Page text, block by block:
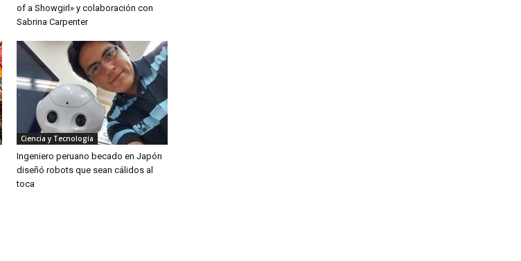
of a Showgirl» y colaboración con
Sabrina Carpenter
Ciencia y Tecnología
Ingeniero peruano becado en Japón
diseñó robots que sean cálidos al
toca